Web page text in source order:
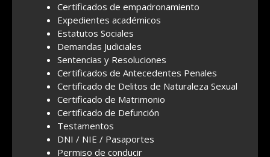
Certificados de empadronamiento
Expedientes académicos
Estatutos Sociales
Demandas Judiciales
Sentencias y Resoluciones
Certificados de Antecedentes Penales
Certificado de Delitos de Naturaleza Sexual
Certificado de Matrimonio
Certificado de Defunción
Testamentos
DNI / NIE / Pasaportes
Permiso de conducir